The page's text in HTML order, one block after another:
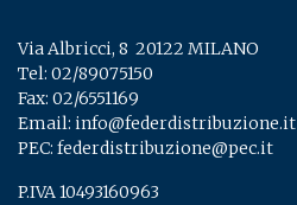
Via Albricci, 8 ­ 20122 MILANO
Tel: 02/89075150
Fax: 02/6551169
Email: info@federdistribuzione.it
PEC: federdistribuzione@pec.it
P.IVA 10493160963